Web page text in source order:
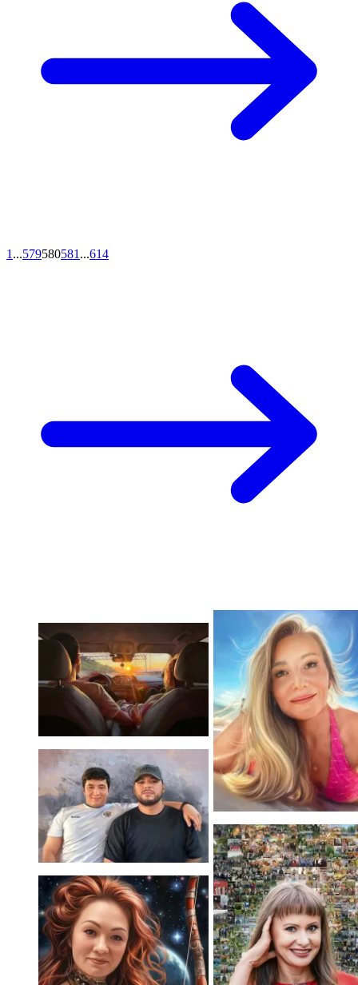
1 ...579580581 ...614